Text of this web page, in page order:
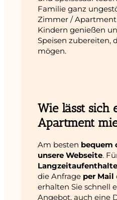
Familie ganz
Zimmer / Apartment
Kindern genießen
Speisen zubereiten,
mögen.
Wie lässt sich
Apartment
Am besten bequem
unsere Webseite.
Langzeitaufenthalte
die Anfrage per Mail
erhalten Sie schnell
Angebot, auch eine